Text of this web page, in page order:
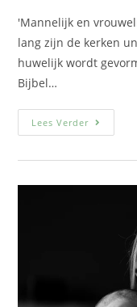
'Mannelijk en
lang zijn de kerken
huwelijk wordt
Bijbel…
Lees Verder